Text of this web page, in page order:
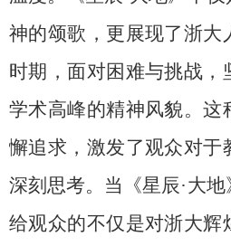
神的颂歌，更展现了浙大
时期，面对困难与挑战，
学术高峰的精神风貌。这
懈追求，激发了观众对于
深刻思考。当《星辰·大地
给观众的不仅是对浙大辉